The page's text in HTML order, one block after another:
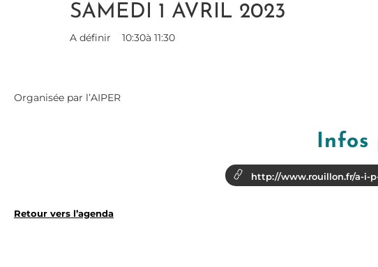
SAMEDI 1 AVRIL 2023
A définir 10:30à 11:30
Organisée par l’AIPER
Infos
http://www.rouillon.fr/a-i-
Retour vers l’agenda